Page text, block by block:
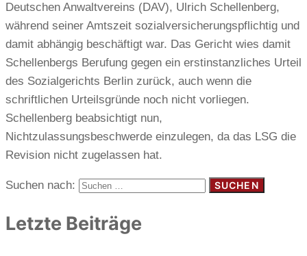
Deutschen Anwaltvereins (DAV), Ulrich Schellenberg,
während seiner Amtszeit sozialversicherungspflichtig und
damit abhängig beschäftigt war. Das Gericht wies damit
Schellenbergs Berufung gegen ein erstinstanzliches Urteil
des Sozialgerichts Berlin zurück, auch wenn die
schriftlichen Urteilsgründe noch nicht vorliegen.
Schellenberg beabsichtigt nun,
Nichtzulassungsbeschwerde einzulegen, da das LSG die
Revision nicht zugelassen hat.
Suchen nach:
Letzte Beiträge